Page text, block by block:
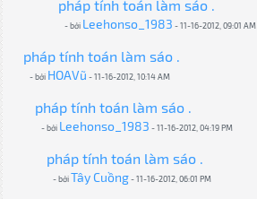
pháp tính toán làm sáo .
- bởi Leehonso_1983 - 11-16-2012, 09:01 AM
pháp tính toán làm sáo .
- bởi HOAVũ - 11-16-2012, 10:14 AM
pháp tính toán làm sáo .
- bởi Leehonso_1983 - 11-16-2012, 04:19 PM
pháp tính toán làm sáo .
- bởiTây Cuồng- 11-16-2012, 06:01 PM